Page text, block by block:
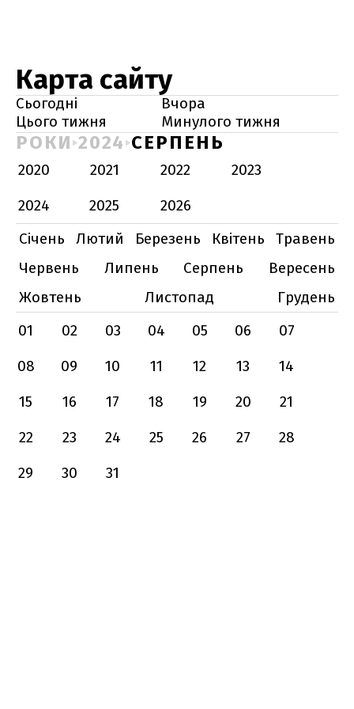
Карта сайту
Сьогодні
Вчора
Цього тижня
Минулого тижня
РОКИ 2024 СЕРПЕНЬ
2020 2021 2022
2023
2024
2025
2026
Січень
Лютий Березень Квітень
Травень
Червень
Липень Серпень
Вересень
Жовтень
Листопад
Грудень
01
02 03 04 05 06
07
08
09 10 11 12 13
14
15
16 17 18 19 20
21
22
23 24 25 26 27
28
29
30 31